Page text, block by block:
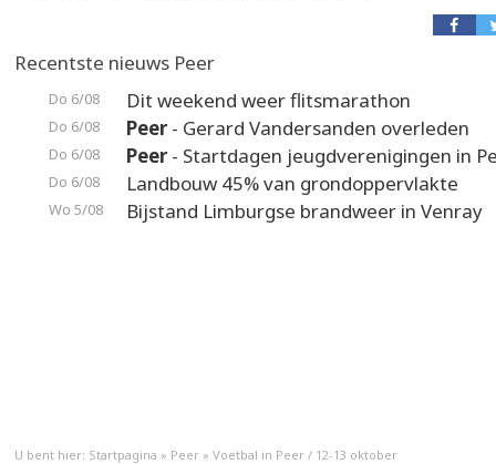
Recentste nieuws Peer
Do 6/08 Dit weekend weer flitsmarathon
Do 6/08 Peer- Gerard Vandersanden overleden
Do 6/08 Peer- Startdagen jeugdverenigingen in
Do 6/08 Landbouw 45% van grondoppervlakte
Wo 5/08 Bijstand Limburgse brandweer in Venray
U bent hier: Startpagina » Peer » Voetbal in Peer / 12-13 oktober